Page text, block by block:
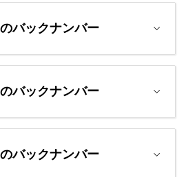
バックナンバー
バックナンバー
バックナンバー